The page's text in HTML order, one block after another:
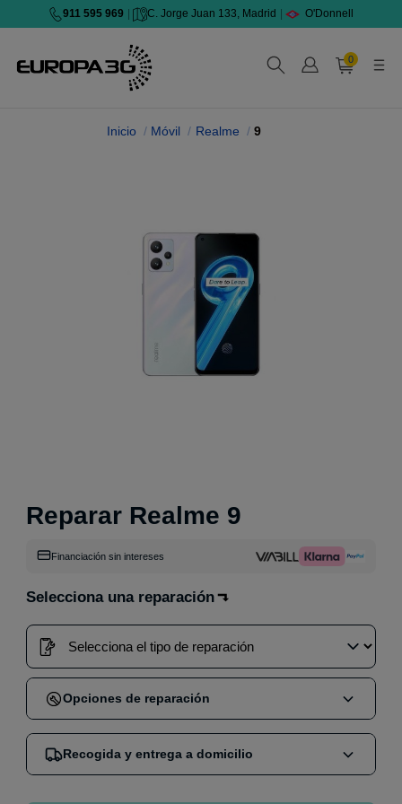
911 595 969 C. Jorge Juan 133, Madrid O'Donnell
0
Inicio Móvil Realme 9
Reparar Realme 9
Financiación sin intereses
Selecciona una reparación
Opciones de reparación
Cuando compras una reparación en nuestra web,
puedes elegir entre dos opciones:
Recogida y entrega a domicilio